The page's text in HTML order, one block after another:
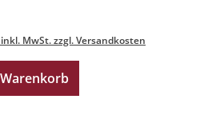
MwSt. zzgl. Versandkosten